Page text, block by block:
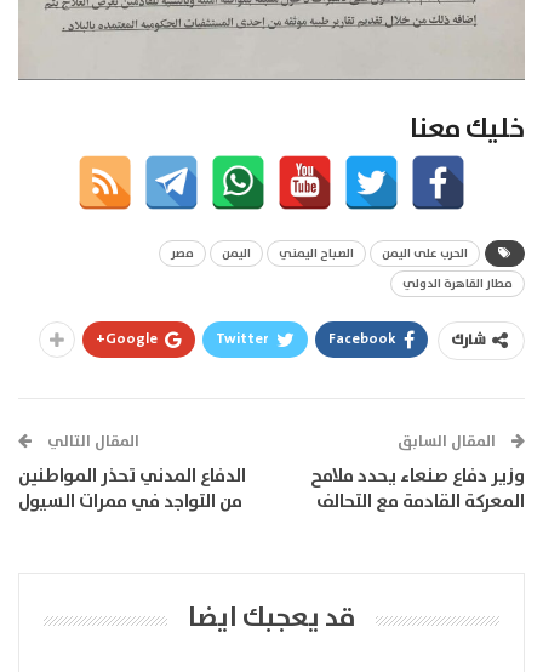
خليك معنا
الحرب على اليمن الصباح اليمني اليمن
مصر
مطار القاهرة الدولي
شارك Facebook
Twitter
Google+
المقال السابق
وزير دفاع صنعاء يحدد ملامح
المعركة القادمة مع التحالف
المقال التالي
الدفاع المدني تحذر المواطنين
من التواجد في ممرات السيول
قد يعجبك ايضا